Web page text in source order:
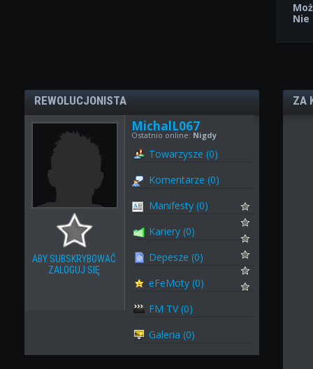
REWOLUCJONISTA
ABY SUBSKRYBOWAĆ
ZALOGUJ SIĘ
MichalL067
Ostatnio online: Nigdy
Towarzysze (0)
Komentarze (0)
Manifesty (0)
Kariery (0)
Depesze (0)
eFeMoty (0)
FM TV (0)
Galeria (0)
ZA